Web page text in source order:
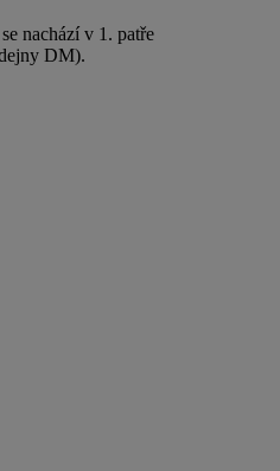
nachází v 1. patře
DM).